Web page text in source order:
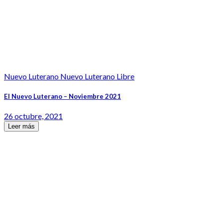
Nuevo Luterano Nuevo Luterano Libre
El Nuevo Luterano – Noviembre 2021
26 octubre, 2021
Leer más